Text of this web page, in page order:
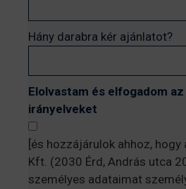
Hány darabra kér ajánlatot?
Elolvastam és elfogadom
irányelveket
[és hozzájárulok ahhoz,
Kft. (2030 Érd, András utca
személyes adataimat